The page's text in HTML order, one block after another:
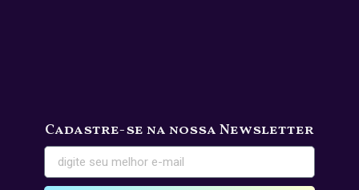
Cadastre-se na nossa Newsletter